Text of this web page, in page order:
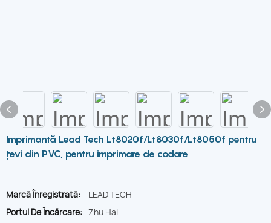
Imprimantă Lead Tech Lt8020f/Lt8030f/Lt8050f pentru
țevi din PVC, pentru imprimare de codare
Marcă Înregistrată:
LEAD TECH
Portul De Încărcare: Zhu Hai